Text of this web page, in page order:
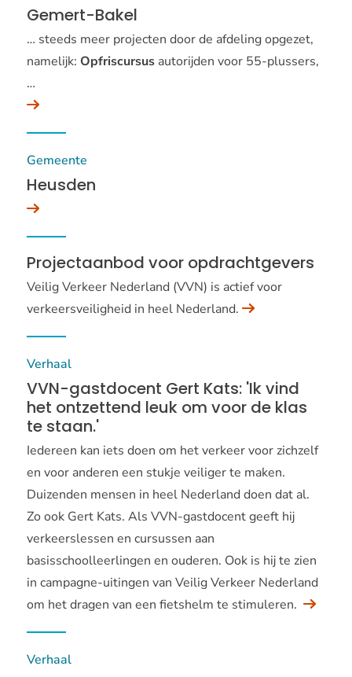
Gemert-Bakel
… steeds meer projecten door de afdeling opgezet,
namelijk: Opfriscursusautorijden voor 55-plussers,
…
Gemeente
Heusden
Projectaanbod voor opdrachtgevers
Veilig Verkeer Nederland (VVN) is actief voor
verkeersveiligheid in heel Nederland.
Verhaal
VVN-gastdocent Gert Kats: 'Ik vind
het ontzettend leuk om voor de klas
te staan.'
Iedereen kan iets doen om het verkeer voor zichzelf
en voor anderen een stukje veiliger te maken.
Duizenden mensen in heel Nederland doen dat al.
Zo ook Gert Kats. Als VVN-gastdocent geeft hij
verkeerslessen en cursussen aan
basisschoolleerlingen en ouderen. Ook is hij te zien
in campagne-uitingen van Veilig Verkeer Nederland
om het dragen van een fietshelm te stimuleren.
Verhaal